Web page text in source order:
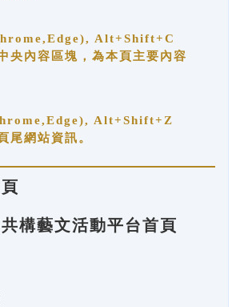
Alt+Shift+C
內容區塊，為本頁主要內容
Alt+Shift+Z
網站資訊。
構藝文活動平台首頁